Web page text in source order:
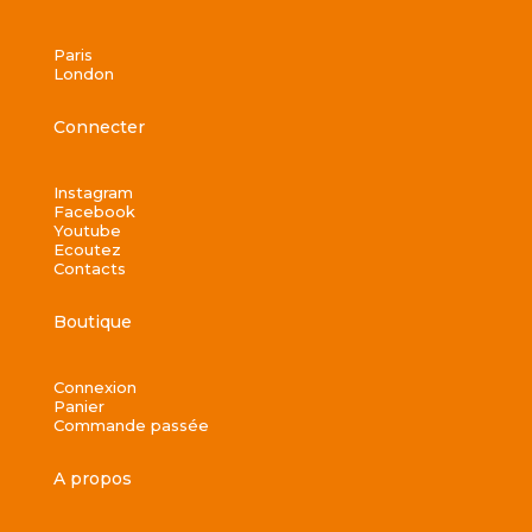
Paris
London
Connecter
Instagram
Facebook
Youtube
Ecoutez
Contacts
Boutique
Connexion
Panier
Commande passée
A propos